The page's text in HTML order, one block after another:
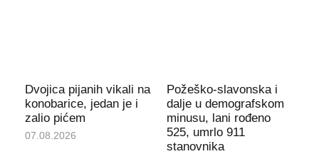
Dvojica pijanih vikali na
konobarice, jedan je i
zalio pićem
07.08.2026
Požeško-slavonska i
dalje u demografskom
minusu, lani rođeno
525, umrlo 911
stanovnika